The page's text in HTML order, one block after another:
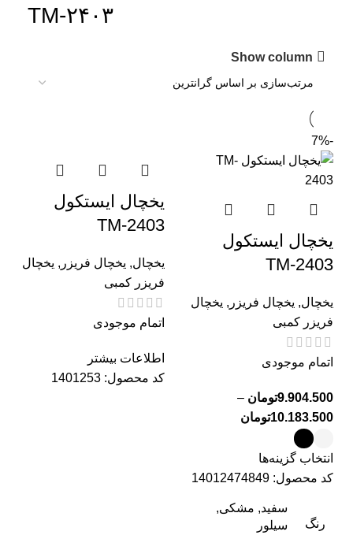
TM-۲۴۰۳
Show column
-7%
یخچال ایستکول
TM-2403
یخچال, یخچال فریزر , یخچال
فریزر کمبی
اتمام موجودی
9.904.500تومان –
10.183.500تومان
انتخاب گزینه‌ها
کد محصول: 14012474849
رنگ
سفید, مشکی,
سیلور
یخچال ایستکول
TM-2403
یخچال, یخچال فریزر , یخچال
فریزر کمبی
اتمام موجودی
اطلاعات بیشتر
کد محصول: 1401253